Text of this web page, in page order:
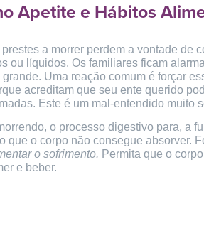
Apetite e Hábitos
a morrer perdem a vontade de
ou líquidos. Os familiares ficam
Uma reação comum é forçar
acreditam que seu ente querido
Este é um mal-entendido muito
o processo digestivo para, a
que o corpo não consegue absorver.
o sofrimento. Permita que o
e beber.